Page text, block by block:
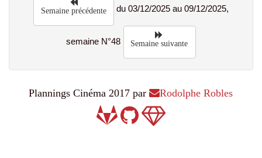
Semaine précédente du 03/12/2025 au 09/12/2025,
semaine N°48 Semaine suivante
Plannings Cinéma 2017 par Rodolphe Robles